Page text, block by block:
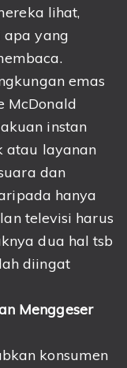
lihat,
apa yang
emas
McDonald
instan
atau layanan
dan
hanya
televisi harus
dua hal tsb
diingat
Menggeser
konsumen